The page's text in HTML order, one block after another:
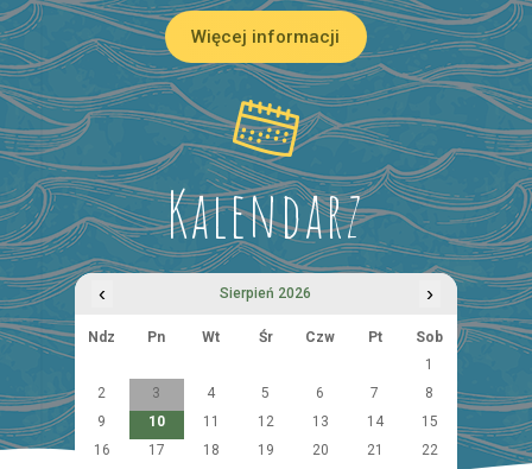
Więcej informacji
Kalendarz
‹ Sierpień 2026 ›
Ndz Pn Wt Śr Czw Pt
Sob
1
2
3 4 5 6 7
8
9
10 11 12 13 14
15
16
17 18 19 20 21
22